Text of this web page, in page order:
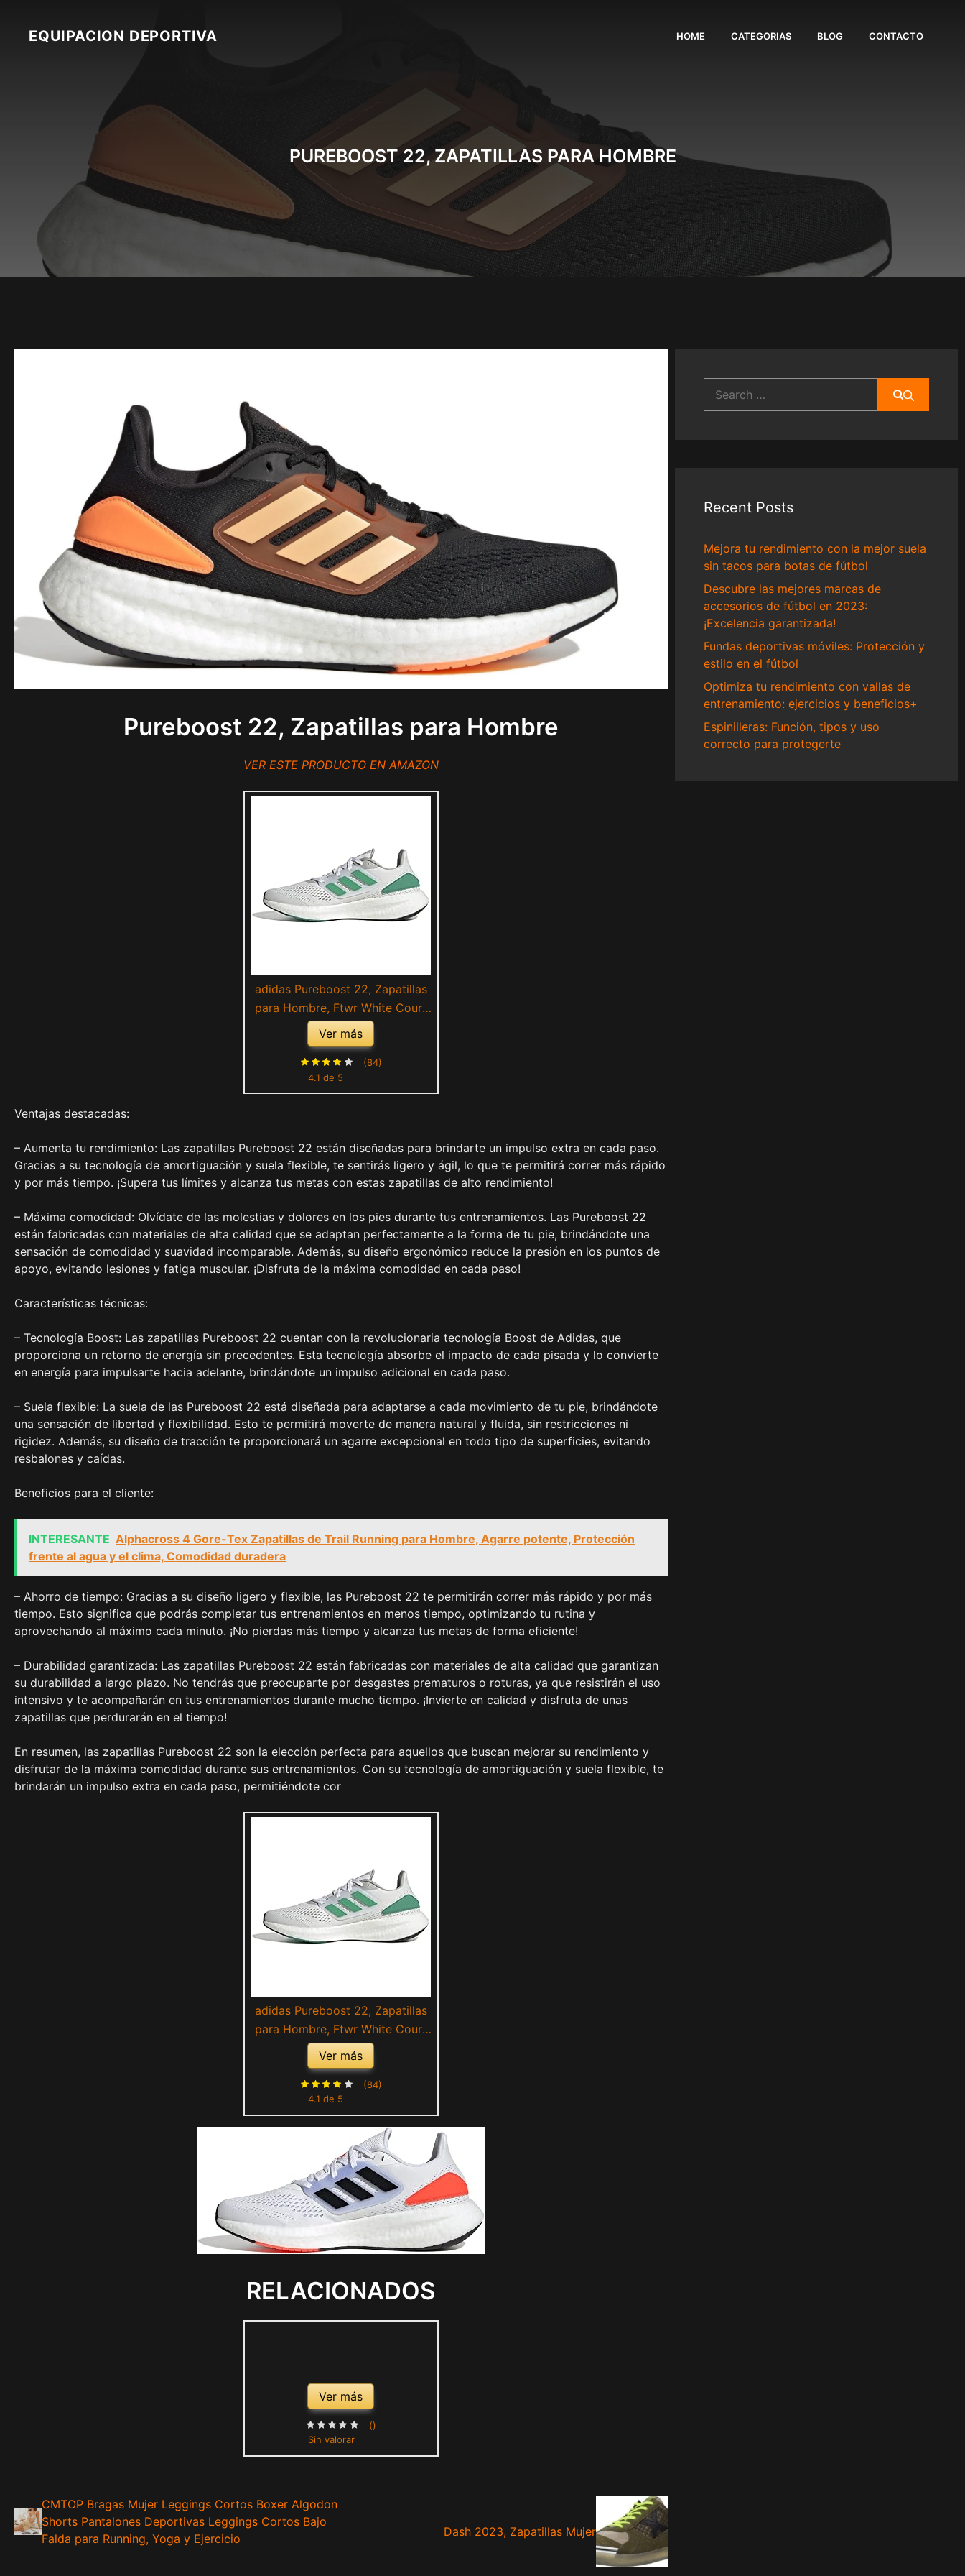
contentEQUIPACION DEPORTIVA HOME CATEGORIAS BLOG CONTACTO
PUREBOOST 22, ZAPATILLAS PARA HOMBRE
Pureboost 22, Zapatillas para Hombre
VER ESTE PRODUCTO EN AMAZON
adidas Pureboost 22, Zapatillas
para Hombre, Ftwr White Court
Green Core Black, 46 EU
Ver más
4.1 de 5
(84)
Ventajas destacadas:
– Aumenta tu rendimiento: Las zapatillas Pureboost 22 están diseñadas para brindarte un impulso extra en cada paso.
Gracias a su tecnología de amortiguación y suela flexible, te sentirás ligero y ágil, lo que te permitirá correr más rápido
y por más tiempo. ¡Supera tus límites y alcanza tus metas con estas zapatillas de alto rendimiento!
– Máxima comodidad: Olvídate de las molestias y dolores en los pies durante tus entrenamientos. Las Pureboost 22
están fabricadas con materiales de alta calidad que se adaptan perfectamente a la forma de tu pie, brindándote una
sensación de comodidad y suavidad incomparable. Además, su diseño ergonómico reduce la presión en los puntos de
apoyo, evitando lesiones y fatiga muscular. ¡Disfruta de la máxima comodidad en cada paso!
Características técnicas:
– Tecnología Boost: Las zapatillas Pureboost 22 cuentan con la revolucionaria tecnología Boost de Adidas, que
proporciona un retorno de energía sin precedentes. Esta tecnología absorbe el impacto de cada pisada y lo convierte
en energía para impulsarte hacia adelante, brindándote un impulso adicional en cada paso.
– Suela flexible: La suela de las Pureboost 22 está diseñada para adaptarse a cada movimiento de tu pie, brindándote
una sensación de libertad y flexibilidad. Esto te permitirá moverte de manera natural y fluida, sin restricciones ni
rigidez. Además, su diseño de tracción te proporcionará un agarre excepcional en todo tipo de superficies, evitando
resbalones y caídas.
Beneficios para el cliente:
INTERESANTE Alphacross 4 Gore-Tex Zapatillas de Trail Running para Hombre, Agarre potente, Protección
frente al agua y el clima, Comodidad duradera
– Ahorro de tiempo: Gracias a su diseño ligero y flexible, las Pureboost 22 te permitirán correr más rápido y por más
tiempo. Esto significa que podrás completar tus entrenamientos en menos tiempo, optimizando tu rutina y
aprovechando al máximo cada minuto. ¡No pierdas más tiempo y alcanza tus metas de forma eficiente!
– Durabilidad garantizada: Las zapatillas Pureboost 22 están fabricadas con materiales de alta calidad que garantizan
su durabilidad a largo plazo. No tendrás que preocuparte por desgastes prematuros o roturas, ya que resistirán el uso
intensivo y te acompañarán en tus entrenamientos durante mucho tiempo. ¡Invierte en calidad y disfruta de unas
zapatillas que perdurarán en el tiempo!
En resumen, las zapatillas Pureboost 22 son la elección perfecta para aquellos que buscan mejorar su rendimiento y
disfrutar de la máxima comodidad durante sus entrenamientos. Con su tecnología de amortiguación y suela flexible, te
brindarán un impulso extra en cada paso, permitiéndote cor
adidas Pureboost 22, Zapatillas
para Hombre, Ftwr White Court
Green Core Black, 46 EU
Ver más
4.1 de 5
(84)
RELACIONADOS
Ver más
Sin valorar
()
CMTOP Bragas Mujer Leggings Cortos Boxer Algodon
Shorts Pantalones Deportivas Leggings Cortos Bajo
Falda para Running, Yoga y Ejercicio
Dash 2023, Zapatillas Mujer
for:
Recent Posts
Mejora tu rendimiento con la mejor suela
sin tacos para botas de fútbol
Descubre las mejores marcas de
accesorios de fútbol en 2023:
¡Excelencia garantizada!
Fundas deportivas móviles: Protección y
estilo en el fútbol
Optimiza tu rendimiento con vallas de
entrenamiento: ejercicios y beneficios+
Espinilleras: Función, tipos y uso
correcto para protegerte